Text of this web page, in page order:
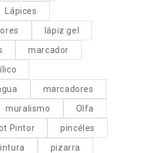
Lápices
lápiz gel
marcador
marcadores
muralismo
Olfa
Pintor
pincéles
pizarra